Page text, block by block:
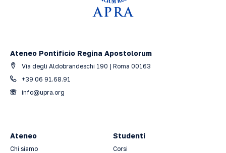
Ateneo Pontificio Regina Apostolorum
Via degli Aldobrandeschi 190 | Roma 00163
+39 06 91.68.91
info@upra.org
Ateneo
Chi siamo
Studenti
Corsi